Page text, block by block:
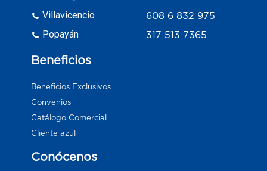
Villavicencio
Popayán
608 6 832 975
317 513 7365
Beneficios
Beneficios Exclusivos
Convenios
Catálogo Comercial
Cliente azul
Conócenos